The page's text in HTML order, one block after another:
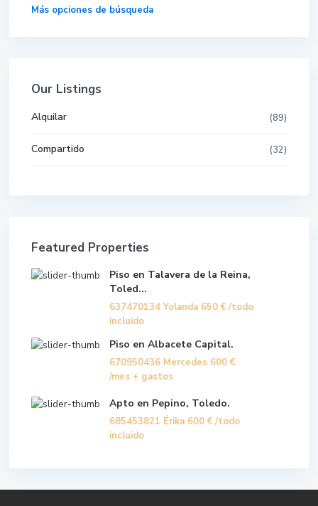
Más opciones de búsqueda
Our Listings
Alquilar (89)
Compartido (32)
Featured Properties
Piso en Talavera de la Reina,
Toled...
637470134 Yolanda 650 € /todo
incluido
Piso en Albacete Capital.
670950436 Mercedes 600 €
/mes + gastos
Apto en Pepino, Toledo.
685453821 Érika 600 € /todo
incluido